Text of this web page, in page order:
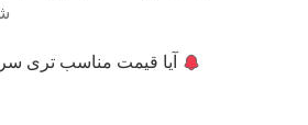
آیا قیمت مناسب تری